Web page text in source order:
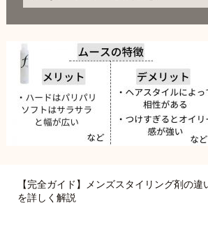
【完全ガイド】メンズスタイリング剤の
を詳しく解説